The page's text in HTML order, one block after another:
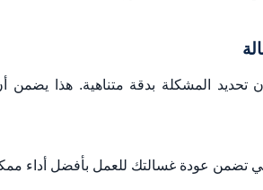
المشكلة بدقة متناهية. هذا يضمن
تضمن عودة غسالتك للعمل بأفضل أداء